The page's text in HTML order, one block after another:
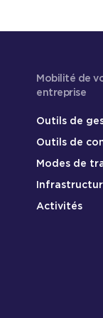
Mobilité de
entreprise
Outils de
Outils de
Modes de
Activités